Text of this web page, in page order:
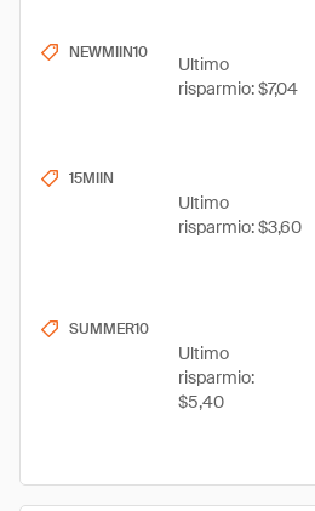
NEWMIIN10
Ultimo
risparmio: $7,04
15MIIN
Ultimo
risparmio: $3,60
SUMMER10
Ultimo
risparmio:
$5,40